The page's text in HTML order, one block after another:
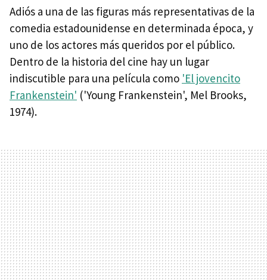
Adiós a una de las figuras más representativas de la
comedia estadounidense en determinada época, y
uno de los actores más queridos por el público.
Dentro de la historia del cine hay un lugar
indiscutible para una película como 'El jovencito
Frankenstein' ('Young Frankenstein', Mel Brooks,
1974).